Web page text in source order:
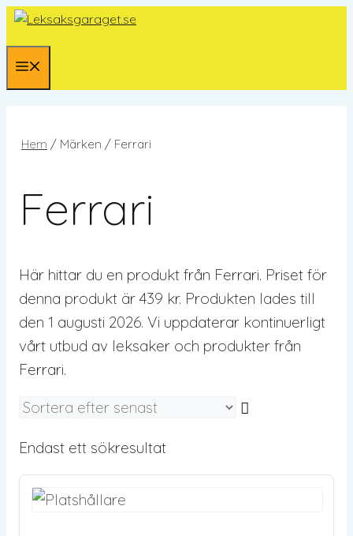
Hoppa
till
innehåll
Hem / Märken / Ferrari
Ferrari
Här hittar du en produkt från Ferrari. Priset för
denna produkt är 439 kr. Produkten lades till
den 1 augusti 2026. Vi uppdaterar kontinuerligt
vårt utbud av leksaker och produkter från
Ferrari.
Endast ett sökresultat